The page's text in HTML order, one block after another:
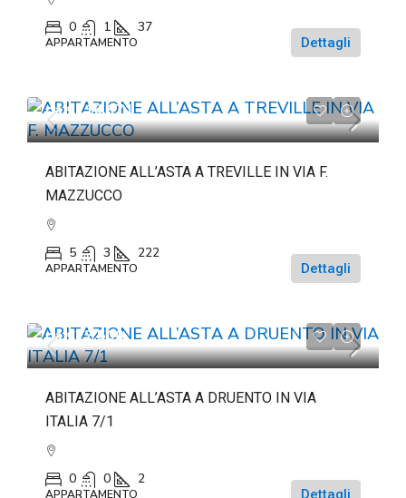
0 1 37
APPARTAMENTO Dettagli
da€116.671
ABITAZIONE ALL’ASTA A TREVILLE IN VIA F.
MAZZUCCO
5 3 222
APPARTAMENTO Dettagli
da€22.500
ABITAZIONE ALL’ASTA A DRUENTO IN VIA
ITALIA 7/1
0 0 2
APPARTAMENTO Dettagli